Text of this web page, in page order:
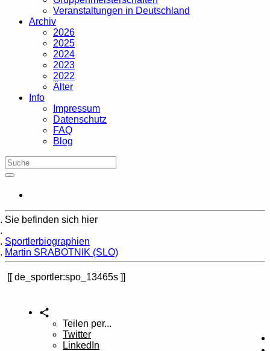
Veranstaltungen in Deutschland
Archiv
2026
2025
2024
2023
2022
Älter
Info
Impressum
Datenschutz
FAQ
Blog
Sie befinden sich hier
Sportlerbiographien
Martin SRABOTNIK (SLO)
de_sportler:spo_13465s
Teilen per...
Twitter
LinkedIn